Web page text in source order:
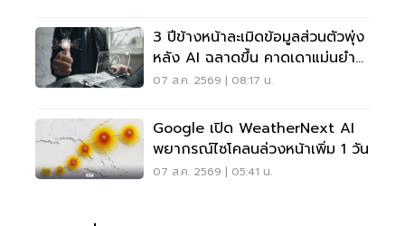
3 ปีข้างหน้าละเมิดข้อมูลส่วนตัวพุ่ง
หลัง AI ฉลาดขึ้น คาดเดาแม่นยำ
กว่าเดิม
07 ส.ค. 2569 | 08:17 น.
Google เปิด WeatherNext AI
พยากรณ์ไซโคลนล่วงหน้าเพิ่ม 1 วัน
07 ส.ค. 2569 | 05:41 น.